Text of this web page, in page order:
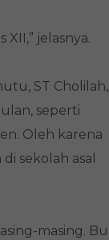
XII,” jelasnya.
ST Cholilah,
seperti
Oleh karena
sekolah asal
masing. Bu